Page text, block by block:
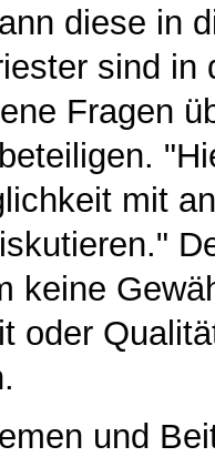
diese in
sind in
Fragen
mit
keine
oder
und